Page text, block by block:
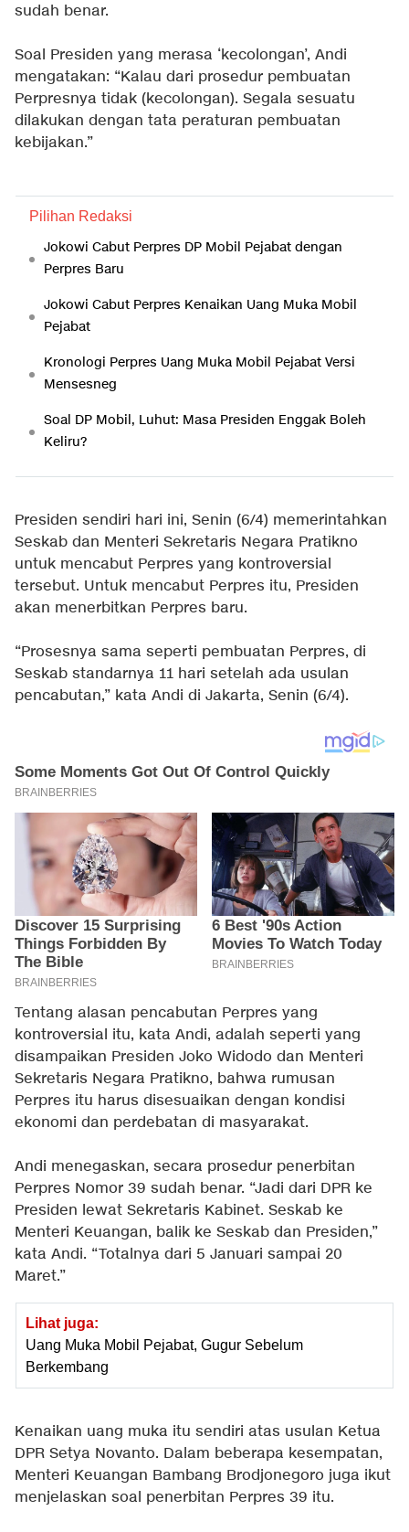
sudah benar.
Soal Presiden yang merasa ‘kecolongan’, Andi
mengatakan: “Kalau dari prosedur pembuatan
Perpresnya tidak (kecolongan). Segala sesuatu
dilakukan dengan tata peraturan pembuatan
kebijakan.”
Pilihan Redaksi
Jokowi Cabut Perpres DP Mobil Pejabat dengan
Perpres Baru
Jokowi Cabut Perpres Kenaikan Uang Muka Mobil
Pejabat
Kronologi Perpres Uang Muka Mobil Pejabat Versi
Mensesneg
Soal DP Mobil, Luhut: Masa Presiden Enggak Boleh
Keliru?
Presiden sendiri hari ini, Senin (6/4) memerintahkan
Seskab dan Menteri Sekretaris Negara Pratikno
untuk mencabut Perpres yang kontroversial
tersebut. Untuk mencabut Perpres itu, Presiden
akan menerbitkan Perpres baru.
“Prosesnya sama seperti pembuatan Perpres, di
Seskab standarnya 11 hari setelah ada usulan
pencabutan,” kata Andi di Jakarta, Senin (6/4).
Tentang alasan pencabutan Perpres yang
kontroversial itu, kata Andi, adalah seperti yang
disampaikan Presiden Joko Widodo dan Menteri
Sekretaris Negara Pratikno, bahwa rumusan
Perpres itu harus disesuaikan dengan kondisi
ekonomi dan perdebatan di masyarakat.
Andi menegaskan, secara prosedur penerbitan
Perpres Nomor 39 sudah benar. “Jadi dari DPR ke
Presiden lewat Sekretaris Kabinet. Seskab ke
Menteri Keuangan, balik ke Seskab dan Presiden,”
kata Andi. “Totalnya dari 5 Januari sampai 20
Maret.”
Lihat juga:
Uang Muka Mobil Pejabat, Gugur Sebelum
Berkembang
Kenaikan uang muka itu sendiri atas usulan Ketua
DPR Setya Novanto. Dalam beberapa kesempatan,
Menteri Keuangan Bambang Brodjonegoro juga ikut
menjelaskan soal penerbitan Perpres 39 itu.